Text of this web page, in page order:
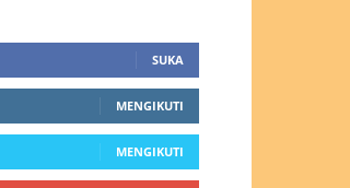
SUKA
MENGIKUTI
MENGIKUTI